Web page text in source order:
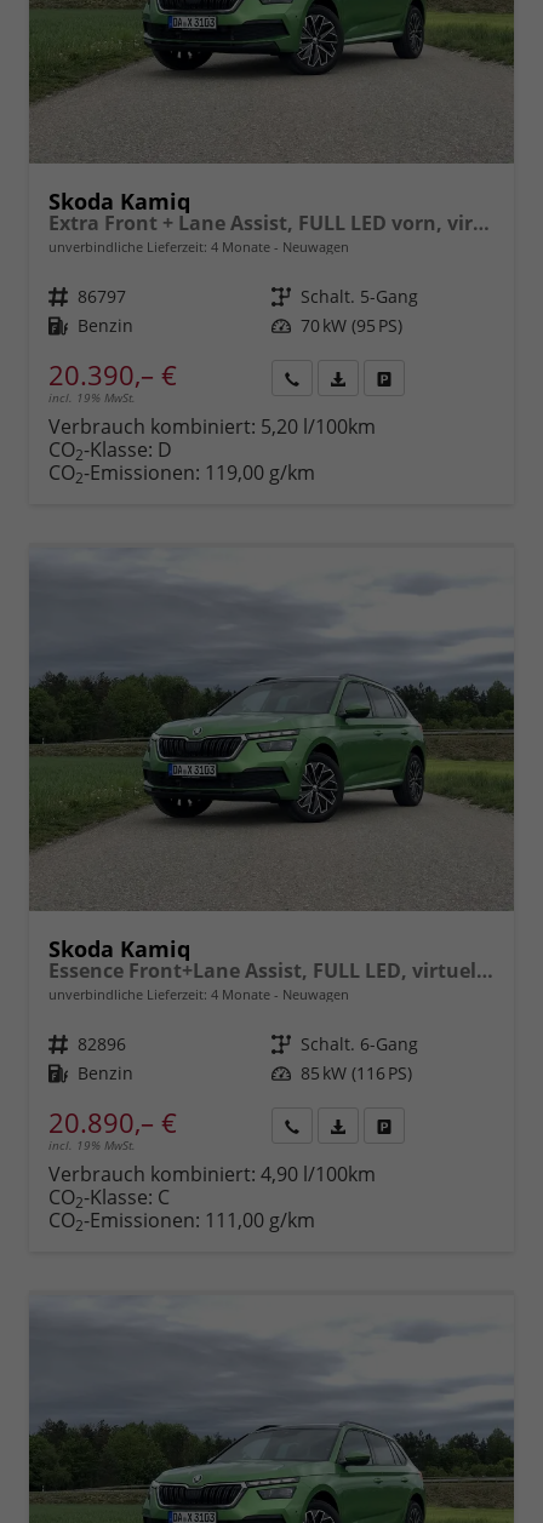
Skoda Kamiq
Extra Front + Lane Assist, FULL LED vorn, virtuelles Cockpit, manuelle Klima, Parksensoren hinten, ISOFIX, el. Fensterheber vorn uvm.
unverbindliche Lieferzeit: 4 Monate Neuwagen
Fahrzeugnr. 86797 Getriebe Schalt. 5-Gang
Kraftstoff Benzin Leistung 70 kW (95 PS)
20.390,– €
incl. 19% MwSt.
anfordern
Datei,
Verbrauch kombiniert: 5,20 l/100km
CO2-Klasse: D
CO2-Emissionen: 119,00 g/km
Skoda Kamiq
Essence Front+Lane Assist, FULL LED, virtuelles Cockpit, , Klima, Parksensoren, ISOFIX, el. Fensterheber vorn uvm.
unverbindliche Lieferzeit: 4 Monate Neuwagen
Fahrzeugnr. 82896 Getriebe Schalt. 6-Gang
Kraftstoff Benzin Leistung 85 kW (116 PS)
20.890,– €
incl. 19% MwSt.
anfordern
Datei,
Verbrauch kombiniert: 4,90 l/100km
CO2-Klasse: C
CO2-Emissionen: 111,00 g/km